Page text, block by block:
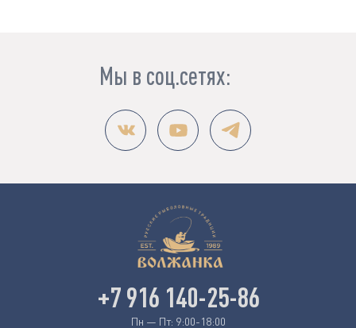
Мы в соц.сетях:
+7 916 140-25-86
Пн — Пт: 9:00-18:00